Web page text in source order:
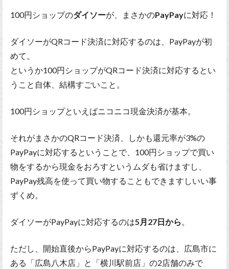
100円ショップのダイソーが、まさかのPayPayに対応！
ダイソーがQRコード決済に対応するのは、PayPayが初
めて。
というか100円ショップがQRコード決済に対応するとい
うこと自体、結構すごいこと。
100円ショップといえばニコニコ現金決済が基本。
それがまさかのQRコード決済、しかも還元率が3%の
PayPayに対応するということで、100円ショップで買い
物をするから現金をおろすというムダも省けますし、
PayPay残高を使って買い物することもできますしいい事
ずくめ。
ダイソーがPayPayに対応するのは5月27日から 。
ただし、開始直後からPayPayに対応するのは、広島市に
ある「広島八木店」と「横川駅前店」の2店舗のみで